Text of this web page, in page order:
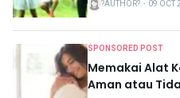
?AUTHOR? ・ 09 OCT
SPONSORED POST
Memakai Alat
Aman atau